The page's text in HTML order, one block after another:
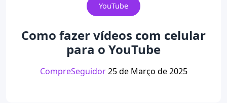
YouTube
Como fazer vídeos com celular
para o YouTube
CompreSeguidor25 de Março de 2025